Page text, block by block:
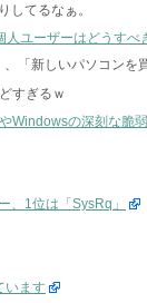
てるなぁ。
ユーザーはどうすべ
「新しいパソコンを
すぎるｗ
Windowsの深刻な脆
、1位は「SysRq」
います